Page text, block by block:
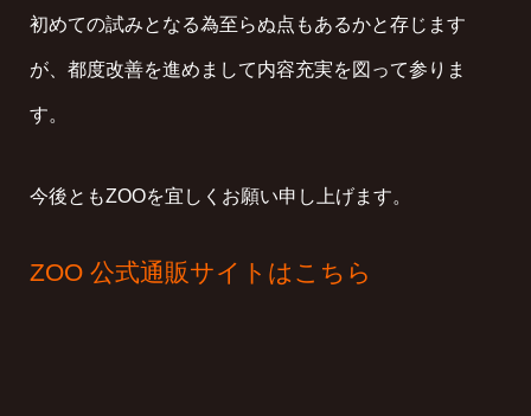
初めての試みとなる為至らぬ点もあるかと存じます
が、都度改善を進めまして内容充実を図って参りま
す。
今後ともZOOを宜しくお願い申し上げます。
​ZOO 公式通販サイトはこちら